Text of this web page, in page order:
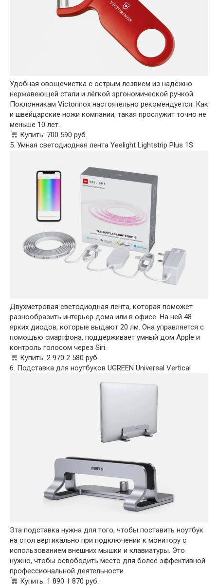
Удобная овощечистка с острым лезвием из надёжно
нержавеющей стали и лёгкой эргономической ручкой.
Поклонникам Victorinox настоятельно рекомендуется. Как
и швейцарские ножи компании, такая прослужит точно не
меньше 10 лет.
Купить: 700 590 руб.
5. Умная светодиодная лента Yeelight Lightstrip Plus 1S
Двухметровая светодиодная лента, которая поможет
разнообразить интерьер дома или в офисе. На ней 48
ярких диодов, которые выдают 20 лм. Она управляется с
помощью смартфона, поддерживает умный дом Apple и
контроль голосом через Siri.
Купить: 2 970 2 580 руб.
6. Подставка для ноутбуков UGREEN Universal Vertical
Эта подставка нужна для того, чтобы поставить ноутбук
на стол вертикально при подключении к монитору с
использованием внешних мышки и клавиатуры. Это
нужно, чтобы освободить место для более эффективной
профессиональной деятельности.
Купить: 1 890 1 870 руб.